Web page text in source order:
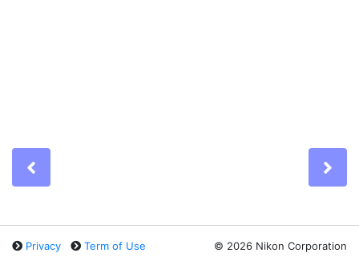
Privacy Term of Use © 2026 Nikon Corporation